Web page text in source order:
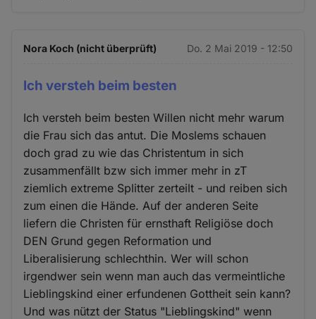
Nora Koch (nicht überprüft) Do. 2 Mai 2019 - 12:50
Ich versteh beim besten
Ich versteh beim besten Willen nicht mehr warum
die Frau sich das antut. Die Moslems schauen
doch grad zu wie das Christentum in sich
zusammenfällt bzw sich immer mehr in zT
ziemlich extreme Splitter zerteilt - und reiben sich
zum einen die Hände. Auf der anderen Seite
liefern die Christen für ernsthaft Religiöse doch
DEN Grund gegen Reformation und
Liberalisierung schlechthin. Wer will schon
irgendwer sein wenn man auch das vermeintliche
Lieblingskind einer erfundenen Gottheit sein kann?
Und was nützt der Status "Lieblingskind" wenn